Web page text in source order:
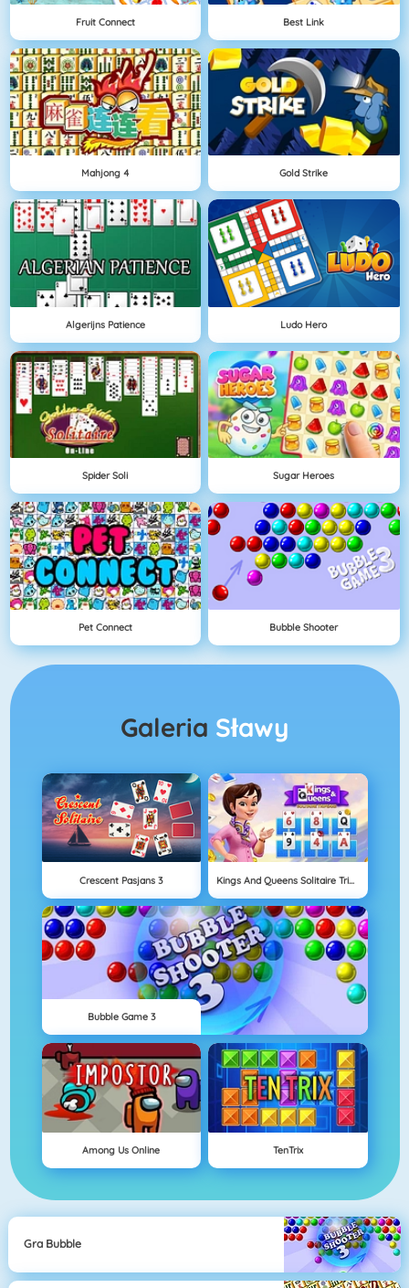
Fruit Connect Best Link
Mahjong 4 Gold Strike
Algerijns Patience Ludo Hero
Spider Soli Sugar Heroes
Pet Connect Bubble Shooter
Galeria Sławy
Crescent Pasjans 3 Kings And Queens Solitaire Tripeaks
Bubble Game 3
Among Us Online TenTrix
Gra Bubble